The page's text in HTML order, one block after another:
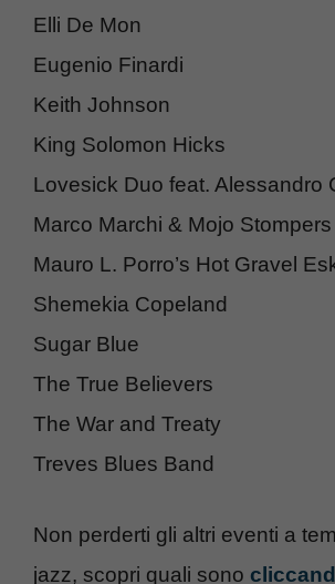
Elli De Mon
Eugenio Finardi
Keith Johnson
King Solomon Hicks
Lovesick Duo feat. Alessandro
Marco Marchi & Mojo Stompers
Mauro L. Porro’s Hot Gravel
Shemekia Copeland
Sugar Blue
The True Believers
The War and Treaty
Treves Blues Band
Non perderti gli altri eventi a
jazz, scopri quali sono